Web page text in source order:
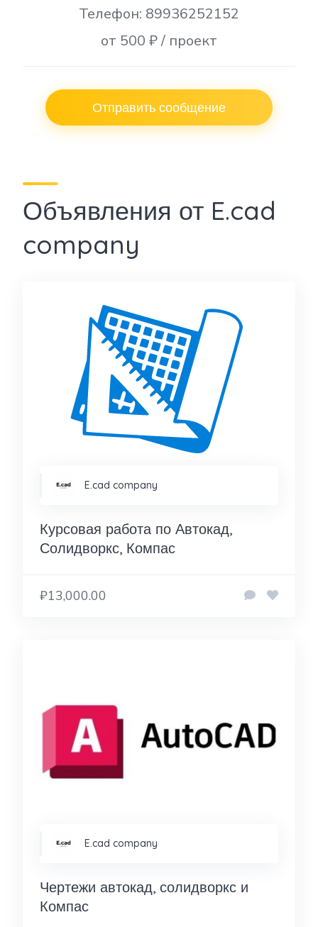
Телефон: 89936252152
от 500 ₽ / проект
Отправить сообщение
Объявления от E.cad
company
E.cad company
Курсовая работа по Автокад,
Солидворкс, Компас
₽13,000.00
E.cad company
Чертежи автокад, солидворкс и
Компас